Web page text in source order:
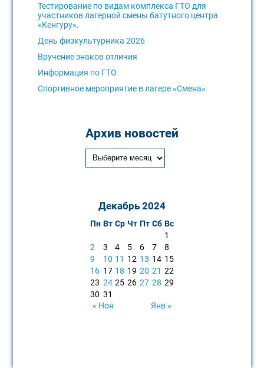
Тестирование по видам комплекса ГТО для
участников лагерной смены батутного центра
«Кенгуру».
День физкультурника 2026
Вручение знаков отличия
Информация по ГТО
Спортивное мероприятие в лагере «Смена»
Архив новостей
Декабрь 2024
Пн Вт Ср Чт Пт Сб Вс
1
2
3 4 5 6 7
8
9
10 11 12 13 14 15
16 17 18 19 20 21 22
23 24 25 26 27 28 29
30 31
« Ноя
Янв »